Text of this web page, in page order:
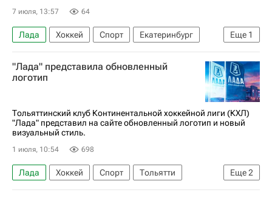
7 июля, 13:57 64
Еще 1
Лада Хоккей Спорт
Екатеринбург
КХЛ 2025-2026
"Лада" представила обновленный
логотип
Тольяттинский клуб Континентальной хоккейной лиги (КХЛ)
"Лада" представил на сайте обновленный логотип и новый
визуальный стиль.
1 июля, 10:54 698
Еще2
Лада Хоккей Спорт
Тольятти
Алексей Морозов (хоккей)
КХЛ 2025-2026